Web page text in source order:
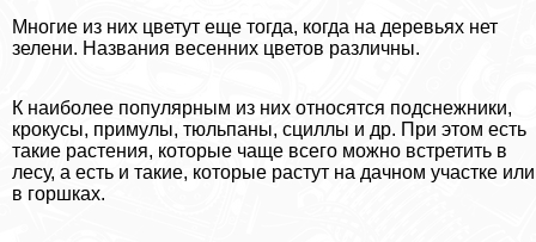
Многие из них цветут еще тогда, когда на деревьях нет
зелени. Названия весенних цветов различны.
К наиболее популярным из них относятся подснежники,
крокусы, примулы, тюльпаны, сциллы и др. При этом есть
такие растения, которые чаще всего можно встретить в
лесу, а есть и такие, которые растут на дачном участке или
в горшках.